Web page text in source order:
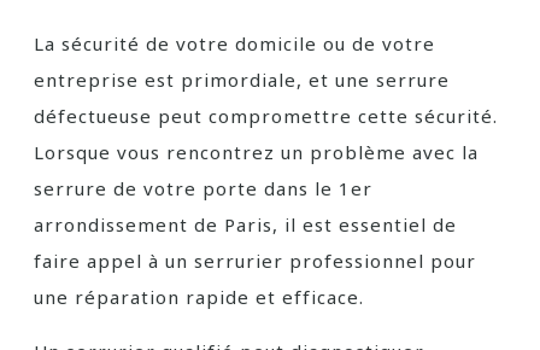
La sécurité de votre domicile ou de votre
entreprise est primordiale, et une serrure
défectueuse peut compromettre cette sécurité.
Lorsque vous rencontrez un problème avec la
serrure de votre porte dans le 1er
arrondissement de Paris, il est essentiel de
faire appel à un serrurier professionnel pour
une réparation rapide et efficace.